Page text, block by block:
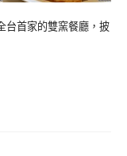
台首家的雙窯餐廳，披